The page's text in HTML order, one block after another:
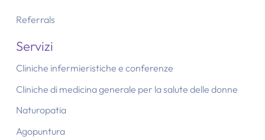
Referrals
Servizi
Cliniche di medicina generale per la salute delle donne
Cliniche infermieristiche e conferenze
Naturopatia
Agopuntura